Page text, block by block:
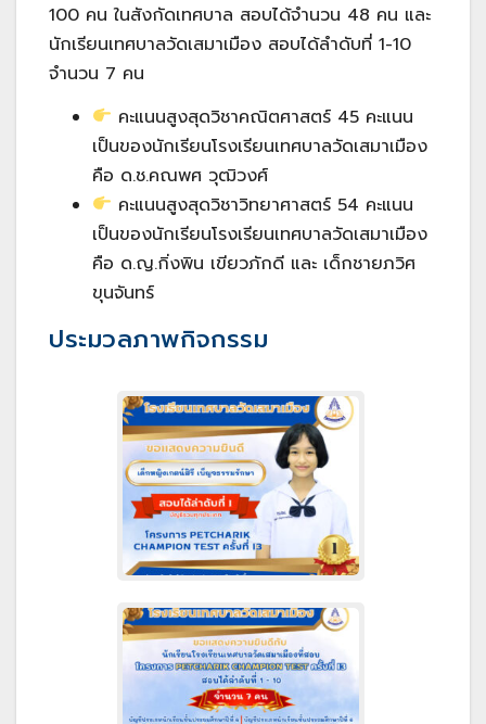
100 คน ในสังกัดเทศบาล สอบได้จำนวน 48 คน และ
นักเรียนเทศบาลวัดเสมาเมือง สอบได้ลำดับที่ 1-10
จำนวน 7 คน
คะแนนสูงสุดวิชาคณิตศาสตร์ 45 คะแนน
เป็นของนักเรียนโรงเรียนเทศบาลวัดเสมาเมือง
คือ ด.ช.คณพศ วุฒิวงศ์
คะแนนสูงสุดวิชาวิทยาศาสตร์ 54 คะแนน
เป็นของนักเรียนโรงเรียนเทศบาลวัดเสมาเมือง
คือ ด.ญ.กิ่งพิน เขียวภักดี และ เด็กชายภวิศ
ขุนจันทร์
ประมวลภาพกิจกรรม